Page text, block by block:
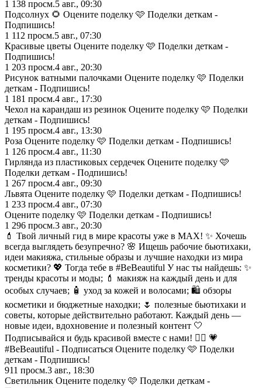
1 138 просм.5 авг., 09:30
Подсолнух 🌻 Оцените поделку 🩷 Поделки деткам -
Подпишись!
1 112 просм.5 авг., 07:30
Красивые цветы Оцените поделку 🩷 Поделки деткам -
Подпишись!
1 203 просм.4 авг., 20:30
Рисунок ватными палочками Оцените поделку 🩷 Поделки
деткам - Подпишись!
1 181 просм.4 авг., 17:30
Чехол на карандаш из резинок Оцените поделку 🩷 Поделки
деткам - Подпишись!
1 195 просм.4 авг., 13:30
Роза Оцените поделку 🩷 Поделки деткам - Подпишись!
1 126 просм.4 авг., 11:30
Гирлянда из пластиковых сердечек Оцените поделку 🩷
Поделки деткам - Подпишись!
1 267 просм.4 авг., 09:30
Львята Оцените поделку 🩷 Поделки деткам - Подпишись!
1 233 просм.4 авг., 07:30
Оцените поделку 🩷 Поделки деткам - Подпишись!
1 296 просм.3 авг., 20:30
💄 Твой личный гид в мире красоты уже в MAX! ✨ Хочешь
всегда выглядеть безупречно? 🌸 Ищешь рабочие бьютихаки,
идеи макияжа, стильные образы и лучшие находки из мира
косметики? 💖 Тогда тебе в #BeBeautiful У нас ты найдешь: ✨
тренды красоты и моды; 💄 макияж на каждый день и для
особых случаев; 🧴 уход за кожей и волосами; 🛍️ обзоры
косметики и бюджетные находки; 🌷 полезные бьютихаки и
советы, которые действительно работают. Каждый день —
новые идеи, вдохновение и полезный контент 🤍
Подписывайся и будь красивой вместе с нами! 👇🏻 💗
#BeBeautiful - Подписаться Оцените поделку 🩷 Поделки
деткам - Подпишись!
911 просм.3 авг., 18:30
Светильник Оцените поделку 🩷 Поделки деткам -